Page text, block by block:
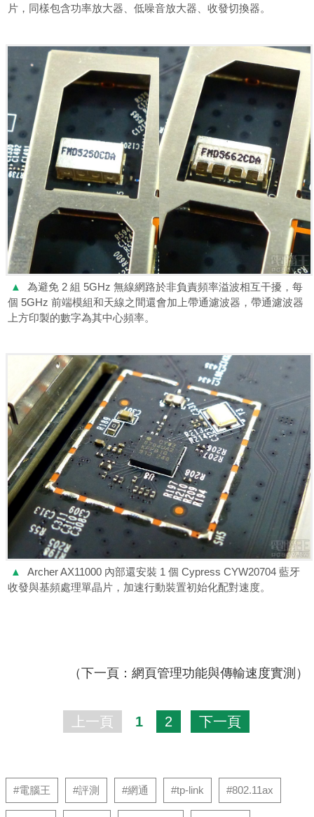
片，同樣包含功率放大器、低噪音放大器、收發切換器。
▲
為避免 2 組 5GHz 無線網路於非負責頻率溢波相互干擾，每
個 5GHz 前端模組和天線之間還會加上帶通濾波器，帶通濾波器
上方印製的數字為其中心頻率。
▲
Archer AX11000 內部還安裝 1 個 Cypress CYW20704 藍牙
收發與基頻處理單晶片，加速行動裝置初始化配對速度。
（下一頁：網頁管理功能與傳輸速度實測）
上一頁 1 2 下一頁
#電腦王 #評測 #網通 #tp-link #802.11ax